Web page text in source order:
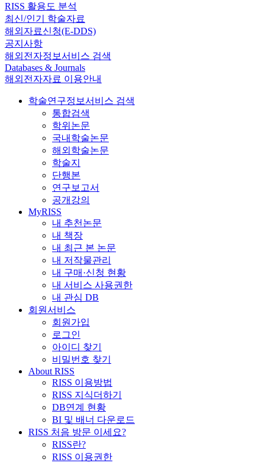
RISS 활용도 분석
최신/인기 학술자료
해외자료신청(E-DDS)
공지사항
해외전자정보서비스 검색
Databases & Journals
해외전자자료 이용안내
학술연구정보서비스 검색
통합검색
학위논문
국내학술논문
해외학술논문
학술지
단행본
연구보고서
공개강의
MyRISS
내 추천논문
내 책장
내 최근 본 논문
내 저작물관리
내 구매·신청 현황
내 서비스 사용권한
내 관심 DB
회원서비스
회원가입
로그인
아이디 찾기
비밀번호 찾기
About RISS
RISS 이용방법
RISS 지식더하기
DB연계 현황
BI 및 배너 다운로드
RISS 처음 방문 이세요?
RISS란?
RISS 이용권한